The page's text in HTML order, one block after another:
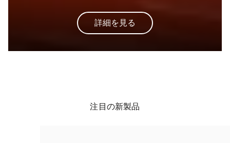
詳細を見る
注目の新製品